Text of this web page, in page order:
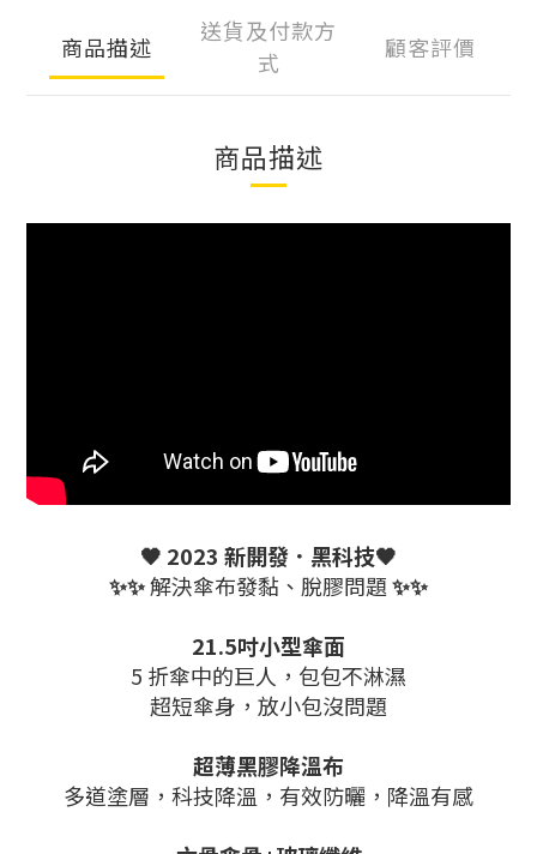
商品描述
送貨及付款方
式
顧客評價
商品描述
🖤 2023 新開發．黑科技🖤
✨✨解決傘布發黏、脫膠問題✨✨
21.5吋小型傘面
5 折傘中的巨人，包包不淋濕
超短傘身，放小包沒問題
超薄黑膠降溫布
多道塗層，科技降溫，有效防曬，降溫有感